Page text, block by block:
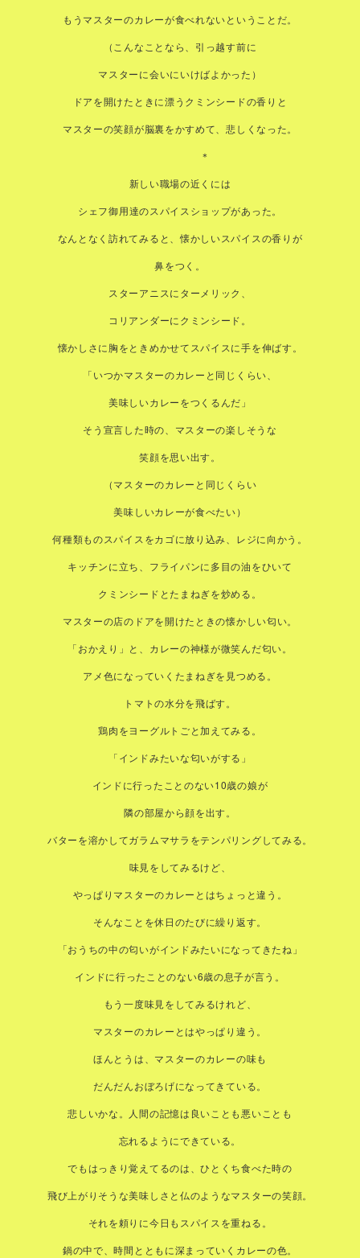
もうマスターのカレーが食べれないということだ。
（こんなことなら、引っ越す前に
マスターに会いにいけばよかった）
ドアを開けたときに漂うクミンシードの香りと
マスターの笑顔が脳裏をかすめて、悲しくなった。
＊
新しい職場の近くには
シェフ御用達のスパイスショップがあった。
なんとなく訪れてみると、懐かしいスパイスの香りが
鼻をつく。
スターアニスにターメリック、
コリアンダーにクミンシード。
懐かしさに胸をときめかせてスパイスに手を伸ばす。
「いつかマスターのカレーと同じくらい、
美味しいカレーをつくるんだ」
そう宣言した時の、マスターの楽しそうな
笑顔を思い出す。
（マスターのカレーと同じくらい
美味しいカレーが食べたい）
何種類ものスパイスをカゴに放り込み、レジに向かう。
キッチンに立ち、フライパンに多目の油をひいて
クミンシードとたまねぎを炒める。
マスターの店のドアを開けたときの懐かしい匂い。
「おかえり」と、カレーの神様が微笑んだ匂い。
アメ色になっていくたまねぎを見つめる。
トマトの水分を飛ばす。
鶏肉をヨーグルトごと加えてみる。
「インドみたいな匂いがする」
インドに行ったことのない10歳の娘が
隣の部屋から顔を出す。
バターを溶かしてガラムマサラをテンパリングしてみる。
味見をしてみるけど、
やっぱりマスターのカレーとはちょっと違う。
そんなことを休日のたびに繰り返す。
「おうちの中の匂いがインドみたいになってきたね」
インドに行ったことのない6歳の息子が言う。
もう一度味見をしてみるけれど、
マスターのカレーとはやっぱり違う。
ほんとうは、マスターのカレーの味も
だんだんおぼろげになってきている。
悲しいかな。人間の記憶は良いことも悪いことも
忘れるようにできている。
でもはっきり覚えてるのは、ひとくち食べた時の
飛び上がりそうな美味しさと仏のようなマスターの笑顔。
それを頼りに今日もスパイスを重ねる。
鍋の中で、時間とともに深まっていくカレーの色。